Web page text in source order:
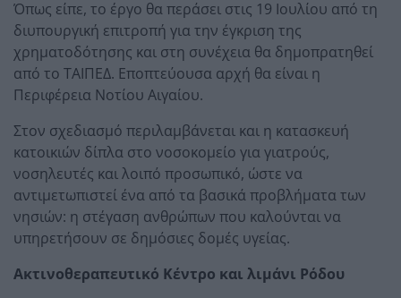
Όπως είπε, το έργο θα περάσει στις 19 Ιουλίου από τη
διυπουργική επιτροπή για την έγκριση της
χρηματοδότησης και στη συνέχεια θα δημοπρατηθεί
από το ΤΑΙΠΕΔ. Εποπτεύουσα αρχή θα είναι η
Περιφέρεια Νοτίου Αιγαίου.
Στον σχεδιασμό περιλαμβάνεται και η κατασκευή
κατοικιών δίπλα στο νοσοκομείο για γιατρούς,
νοσηλευτές και λοιπό προσωπικό, ώστε να
αντιμετωπιστεί ένα από τα βασικά προβλήματα των
νησιών: η στέγαση ανθρώπων που καλούνται να
υπηρετήσουν σε δημόσιες δομές υγείας.
Ακτινοθεραπευτικό Κέντρο και λιμάνι Ρόδου